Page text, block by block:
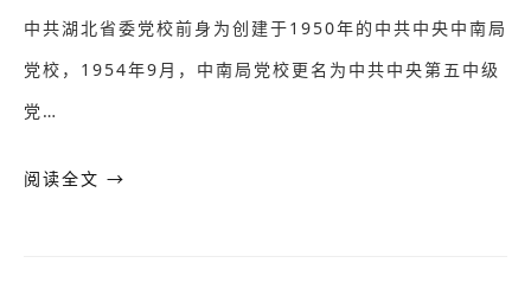
中共湖北省委党校前身为创建于1950年的中共中央中南局
党校，1954年9月，中南局党校更名为中共中央第五中级
党…
阅读全文 →